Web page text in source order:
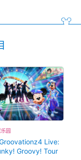
园
Live:
Groovy! Tour